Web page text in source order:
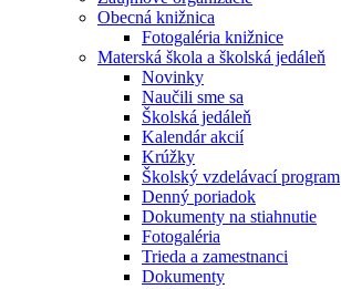
Obecná knižnica
Fotogaléria knižnice
Materská škola a školská jedáleň
Novinky
Naučili sme sa
Školská jedáleň
Kalendár akcií
Krúžky
Školský vzdelávací program
Denný poriadok
Dokumenty na stiahnutie
Fotogaléria
Trieda a zamestnanci
Dokumenty